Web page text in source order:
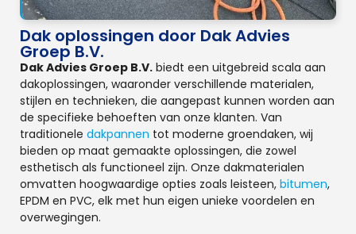
Dak oplossingen door Dak Advies
Groep B.V.
Dak Advies Groep B.V. biedt een uitgebreid scala aan
dakoplossingen, waaronder verschillende materialen,
stijlen en technieken, die aangepast kunnen worden aan
de specifieke behoeften van onze klanten. Van
traditionele dakpannen tot moderne groendaken, wij
bieden op maat gemaakte oplossingen, die zowel
esthetisch als functioneel zijn. Onze dakmaterialen
omvatten hoogwaardige opties zoals leisteen, bitumen,
EPDM en PVC, elk met hun eigen unieke voordelen en
overwegingen.